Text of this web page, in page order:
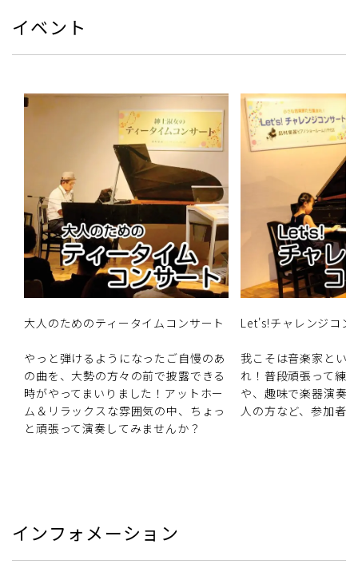
イベント
大人のためのティータイムコンサート
やっと弾けるようになったご自慢のあ
の曲を、大勢の方々の前で披露できる
時がやってまいりました！アットホー
ム＆リラックスな雰囲気の中、ちょっ
と頑張って演奏してみませんか？
Let's!チャレンジコン
我こそは音楽家とい
れ！普段頑張って練
や、趣味で楽器演奏
人の方など、参加者
インフォメーション